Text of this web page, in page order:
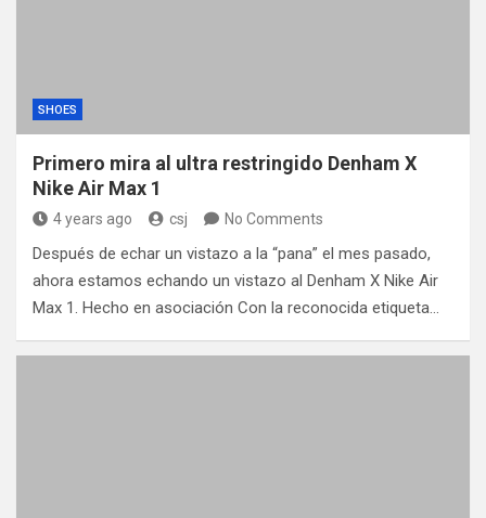
SHOES
Primero mira al ultra restringido Denham X
Nike Air Max 1
4 years ago csj No Comments
Después de echar un vistazo a la “pana” el mes pasado,
ahora estamos echando un vistazo al Denham X Nike Air
Max 1. Hecho en asociación Con la reconocida etiqueta…